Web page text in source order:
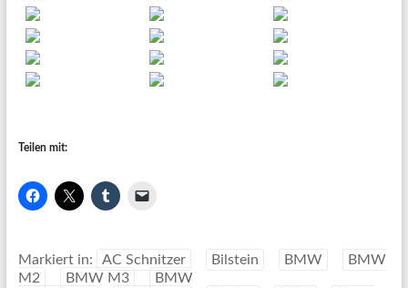
Teilen mit:
Markiert in: AC Schnitzer Bilstein BMW
BMW
M2
BMW M3
BMW